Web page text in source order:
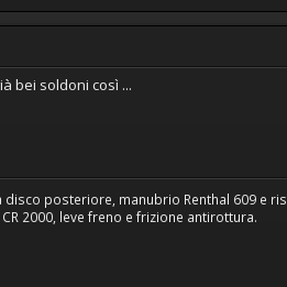
bei soldoni così ...
disco posteriore, manubrio Renthal 609 e
2000, leve freno e frizione antirottura.